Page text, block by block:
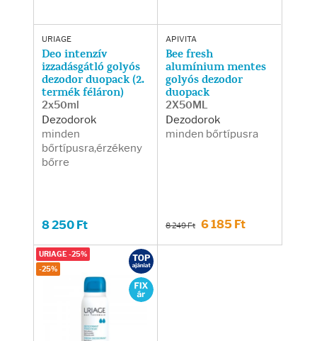
URIAGE
Deo intenzív
izzadásgátló golyós
dezodor duopack (2.
termék féláron)
2x50ml
Dezodorok
minden
bőrtípusra,érzékeny
bőrre
8 250 Ft
APIVITA
Bee fresh
alumínium mentes
golyós dezodor
duopack
2X50ML
Dezodorok
minden bőrtípusra
8 249 Ft 6 185 Ft
URIAGE -25%
-25%